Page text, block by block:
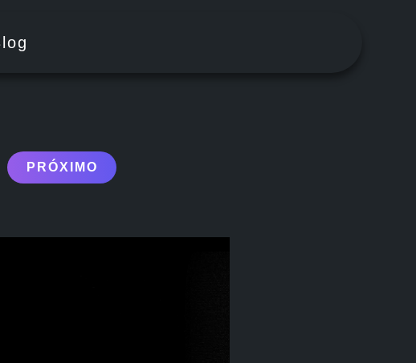
PRÓXIMO